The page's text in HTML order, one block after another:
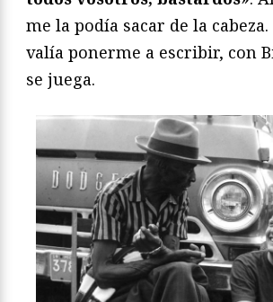
me la podía sacar de la
valía ponerme a escribir, con
se juega.